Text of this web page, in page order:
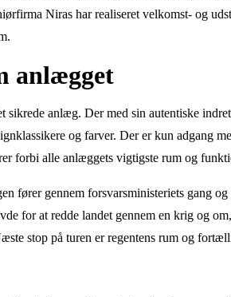
Niras har realiseret velkomst- og
anlægget
sikrede anlæg. Dermed sin autentiske
og farver. Der er kun adgang
forbi alle anlæggets vigtigste rum og
fører gennem forsvarsministeriets gang
for at redde landet gennem en krig og
stop på turen er regentens rum og